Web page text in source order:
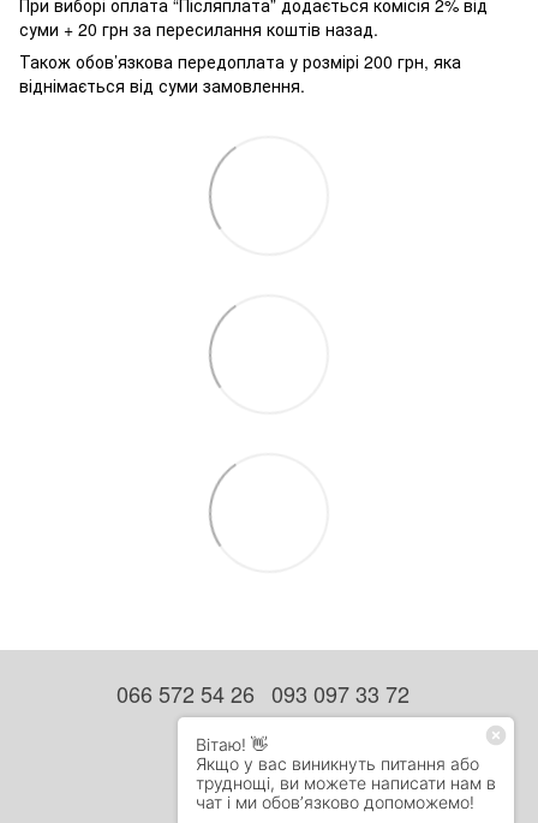
суми + 20 грн за пересилання коштів назад.
Також обов’язкова передоплата у розмірі 200 грн, яка
віднімається від суми замовлення.
066 572 54 26 093 097 33 72
Контактна інформація
Повна версія сайту